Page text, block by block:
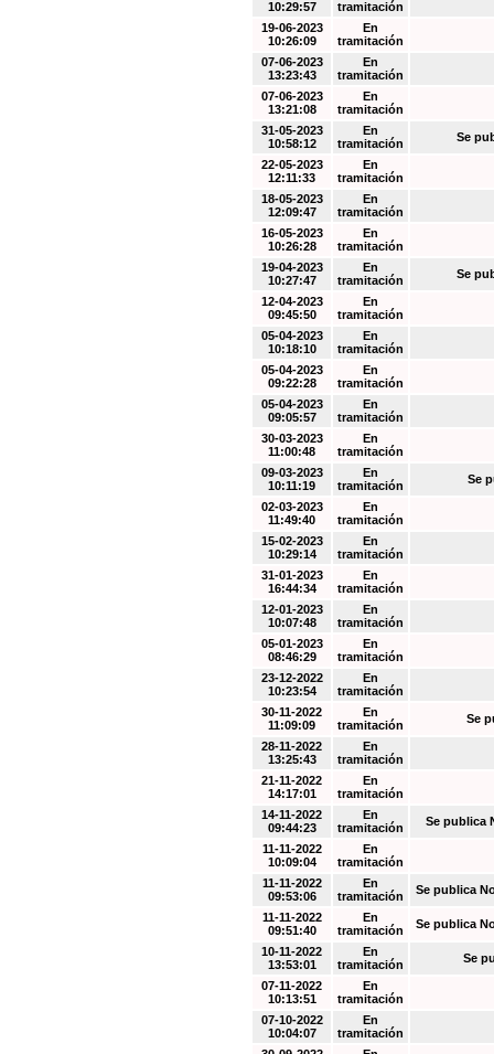
10:29:57
tramitación
19-06-2023
10:26:09
En
tramitación
07-06-2023
13:23:43
En
tramitación
07-06-2023
13:21:08
En
tramitación
31-05-2023
10:58:12
En
tramitación
Se
22-05-2023
12:11:33
En
tramitación
18-05-2023
12:09:47
En
tramitación
16-05-2023
10:26:28
En
tramitación
19-04-2023
10:27:47
En
tramitación
Se
12-04-2023
09:45:50
En
tramitación
05-04-2023
10:18:10
En
tramitación
05-04-2023
09:22:28
En
tramitación
05-04-2023
09:05:57
En
tramitación
30-03-2023
11:00:48
En
tramitación
09-03-2023
10:11:19
En
tramitación
Se
02-03-2023
11:49:40
En
tramitación
15-02-2023
10:29:14
En
tramitación
31-01-2023
16:44:34
En
tramitación
12-01-2023
10:07:48
En
tramitación
05-01-2023
08:46:29
En
tramitación
23-12-2022
10:23:54
En
tramitación
30-11-2022
11:09:09
En
tramitación
Se
28-11-2022
13:25:43
En
tramitación
21-11-2022
14:17:01
En
tramitación
14-11-2022
09:44:23
En
tramitación
Se publica
11-11-2022
10:09:04
En
tramitación
11-11-2022
09:53:06
En
tramitación
Se publica
11-11-2022
09:51:40
En
tramitación
Se publica
10-11-2022
13:53:01
En
tramitación
Se
07-11-2022
10:13:51
En
tramitación
07-10-2022
10:04:07
En
tramitación